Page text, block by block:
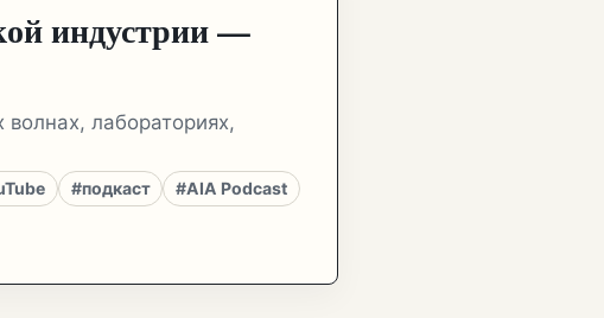
индустрии —
лабораториях,
#подкаст #AIA Podcast